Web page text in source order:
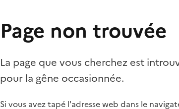
Page non trouvée
La page que vous cherchez est
pour la gêne occasionnée.
Si vous avez tapé l'adresse web dans le